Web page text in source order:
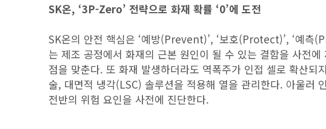
SK온, ‘3P-Zero’ 전략으로 화재 확률 ‘0’에 도전
SK온의 안전 핵심은 ‘예방(Prevent)’, ‘보호(Protect)’, ‘예측
는 제조 공정에서 화재의 근본 원인이 될 수 있는 결함을 사전
점을 맞춘다. 또 화재 발생하더라도 역폭주가 인접 셀로 확산
술, 대면적 냉각(LSC) 솔루션을 적용해 열을 관리한다. 아울러
전반의 위험 요인을 사전에 진단한다.